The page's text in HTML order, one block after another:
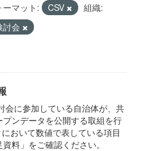
ーマット: CSV
組織:
討会
会に参加している自治体が、共
ンデータを公開する取組を行
おいて数値で表している項目
料」をご確認ください。